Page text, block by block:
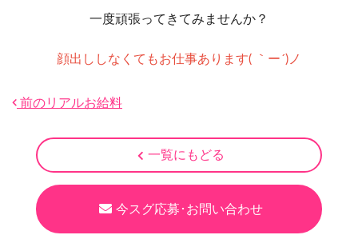
一度頑張ってきてみませんか？
顔出ししなくてもお仕事あります( ｀ー´)ノ
前のリアルお給料
一覧にもどる
今スグ応募･お問い合わせ